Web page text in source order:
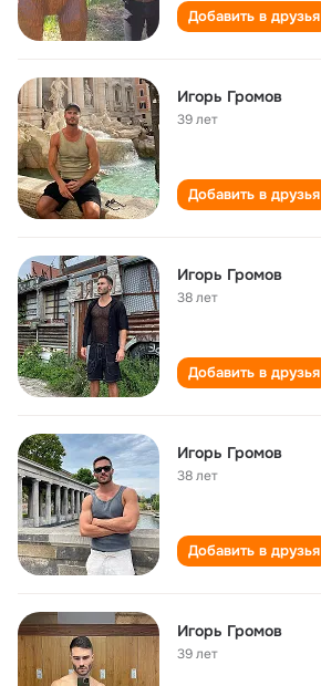
Добавить в друзья
Игорь Громов
39 лет
Добавить в друзья
Игорь Громов
38 лет
Добавить в друзья
Игорь Громов
38 лет
Добавить в друзья
Игорь Громов
39 лет